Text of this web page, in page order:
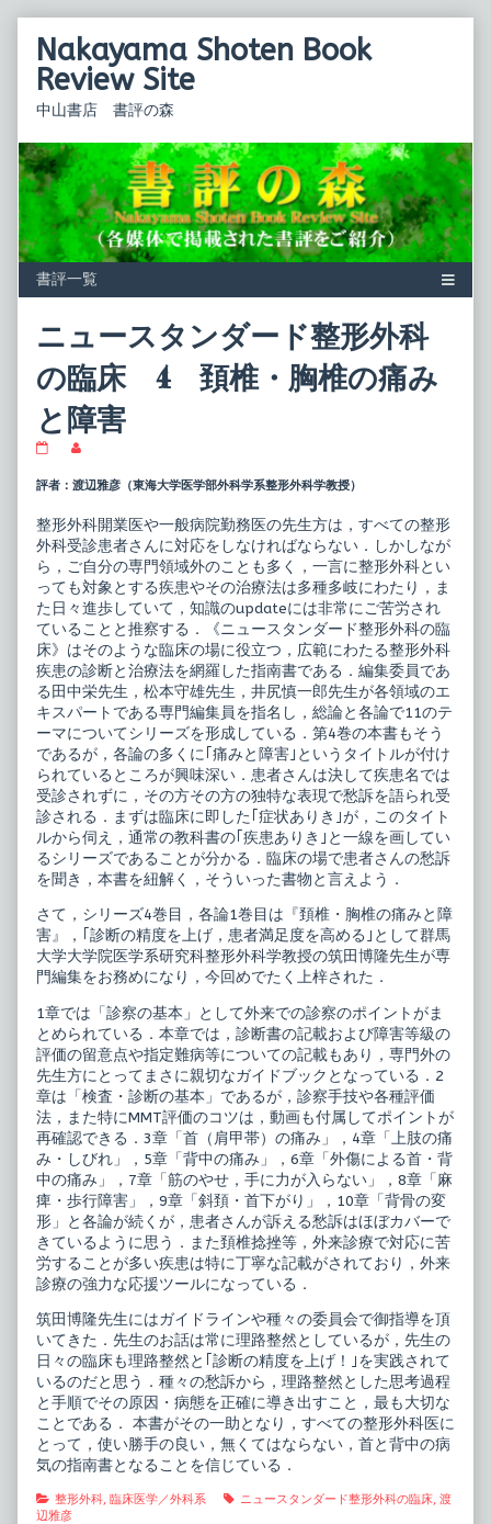
contentNakayama Shoten Book
Review Site
中山書店 書評の森
ニュースタンダード整形外科
の臨床 4 頚椎・胸椎の痛み
と障害
ー
ス
ン
ダ
ド
整
形
外
科
の
臨
床
4
頚
椎・
胸
椎
の
痛
み
と
障
害
published
on
posts
author
of
ニ
ュ
ー
ス
タ
ン
ダ
ー
ド
整
形
外
科
の
臨
床
4
頚
椎・
椎
の
痛
み
と
障
害,
評者：渡辺雅彦（東海大学医学部外科学系整形外科学教授）
整形外科開業医や一般病院勤務医の先生方は，すべての整形
外科受診患者さんに対応をしなければならない．しかしなが
ら，ご自分の専門領域外のことも多く，一言に整形外科とい
っても対象とする疾患やその治療法は多種多岐にわたり，ま
た日々進歩していて，知識のupdateには非常にご苦労され
ていることと推察する．《ニュースタンダード整形外科の臨
床》はそのような臨床の場に役立つ，広範にわたる整形外科
疾患の診断と治療法を網羅した指南書である．編集委員であ
る田中栄先生，松本守雄先生，井尻慎一郎先生が各領域のエ
キスパートである専門編集員を指名し，総論と各論で11のテ
ーマについてシリーズを形成している．第4巻の本書もそう
であるが，各論の多くに｢痛みと障害｣というタイトルが付け
られているところが興味深い．患者さんは決して疾患名では
受診されずに，その方その方の独特な表現で愁訴を語られ受
診される．まずは臨床に即した｢症状ありき｣が，このタイト
ルから伺え，通常の教科書の｢疾患ありき｣と一線を画してい
るシリーズであることが分かる．臨床の場で患者さんの愁訴
を聞き，本書を紐解く，そういった書物と言えよう．
さて，シリーズ4巻目，各論1巻目は『頚椎・胸椎の痛みと障
害』，｢診断の精度を上げ，患者満足度を高める｣として群馬
大学大学院医学系研究科整形外科学教授の筑田博隆先生が専
門編集をお務めになり，今回めでたく上梓された．
1章では「診察の基本」として外来での診察のポイントがま
とめられている．本章では，診断書の記載および障害等級の
評価の留意点や指定難病等についての記載もあり，専門外の
先生方にとってまさに親切なガイドブックとなっている．2
章は「検査・診断の基本」であるが，診察手技や各種評価
法，また特にMMT評価のコツは，動画も付属してポイントが
再確認できる．3章「首（肩甲帯）の痛み」，4章「上肢の痛
み・しびれ」，5章「背中の痛み」，6章「外傷による首・背
中の痛み」，7章「筋のやせ，手に力が入らない」，8章「麻
痺・歩行障害」，9章「斜頚・首下がり」，10章「背骨の変
形」と各論が続くが，患者さんが訴える愁訴はほぼカバーで
きているように思う．また頚椎捻挫等，外来診療で対応に苦
労することが多い疾患は特に丁寧な記載がされており，外来
診療の強力な応援ツールになっている．
筑田博隆先生にはガイドラインや種々の委員会で御指導を頂
いてきた．先生のお話は常に理路整然としているが，先生の
日々の臨床も理路整然と｢診断の精度を上げ！｣を実践されて
いるのだと思う．種々の愁訴から，理路整然とした思考過程
と手順でその原因・病態を正確に導き出すこと，最も大切な
ことである． 本書がその一助となり，すべての整形外科医に
とって，使い勝手の良い，無くてはならない，首と背中の病
気の指南書となることを信じている．
Categories
整形外科, 臨床医学／外科系 Tags
ニュースタンダード整形外科の臨床, 渡
辺雅彦